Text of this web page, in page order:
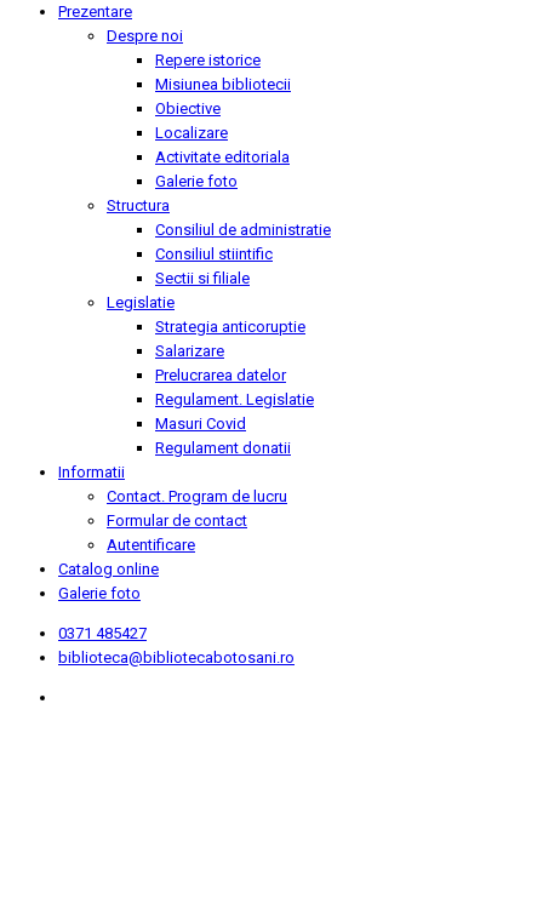
Prezentare
Despre noi
Repere istorice
Misiunea bibliotecii
Obiective
Localizare
Activitate editoriala
Galerie foto
Structura
Consiliul de administratie
Consiliul stiintific
Sectii si filiale
Legislatie
Strategia anticoruptie
Salarizare
Prelucrarea datelor
Regulament. Legislatie
Masuri Covid
Regulament donatii
Informatii
Contact. Program de lucru
Formular de contact
Autentificare
Catalog online
Galerie foto
0371 485427
biblioteca@bibliotecabotosani.ro